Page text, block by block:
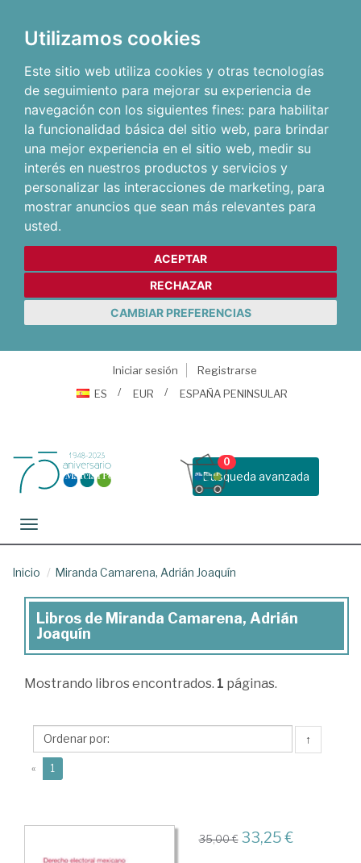
Utilizamos cookies
Este sitio web utiliza cookies y otras tecnologías
de seguimiento para mejorar su experiencia de
navegación con los siguientes fines: para habilitar
la funcionalidad básica del sitio web, para brindar
una mejor experiencia en el sitio web, medir su
interés en nuestros productos y servicios y
personalizar las interacciones de marketing, para
mostrar anuncios que sean más relevantes para
usted.
ACEPTAR
RECHAZAR
CAMBIAR PREFERENCIAS
Iniciar sesión
Registrarse
ES
EUR ESPAÑA PENINSULAR
Busqueda avanzada
0
Toggle navigation
Inicio Miranda Camarena, Adrián Joaquín
Libros
de
Miranda
Adrián
Joaquín
Libros de Miranda Camarena, Adrián
Joaquín
Mostrando libros encontrados. 1 páginas.
↑
« 1
35,00 € 33,25 €